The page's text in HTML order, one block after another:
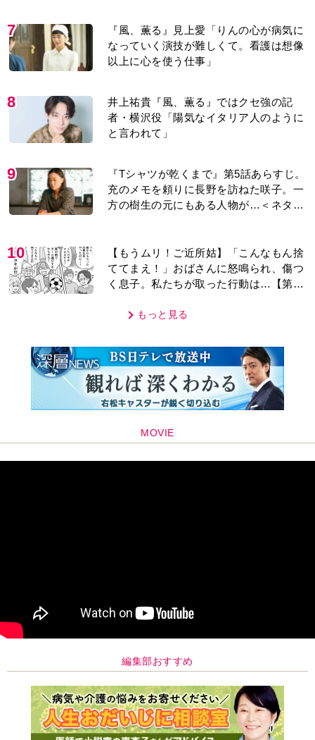
7
『風、薫る』見上愛「りんの心が病気に
なっていく演技が難しくて。看護は想像
以上に心を使う仕事」
8
井上祐貴『風、薫る』ではクセ強の記
者・横沢役「陽気なイタリア人のように
と言われて」
9
『Tシャツが乾くまで』第5話あらすじ。
充のメモを頼りに長野を訪ねた咲子。一
方の樹生の元にもある人物が…＜ネタバ
10
【もうムリ！ご近所姑】「こんなもん捨
ててまえ！」おばさんに怒鳴られ、傷つ
く息子。私たちが取った行動は…【第3
もっと見る
MOVIE
編集部おすすめ